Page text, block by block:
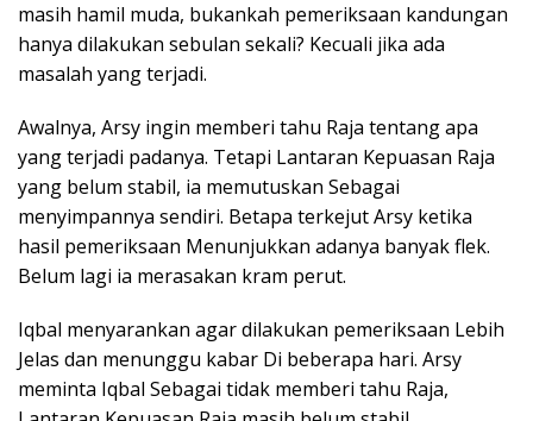
masih hamil muda, bukankah pemeriksaan kandungan
hanya dilakukan sebulan sekali? Kecuali jika ada
masalah yang terjadi.
Awalnya, Arsy ingin memberi tahu Raja tentang apa
yang terjadi padanya. Tetapi Lantaran Kepuasan Raja
yang belum stabil, ia memutuskan Sebagai
menyimpannya sendiri. Betapa terkejut Arsy ketika
hasil pemeriksaan Menunjukkan adanya banyak flek.
Belum lagi ia merasakan kram perut.
Iqbal menyarankan agar dilakukan pemeriksaan Lebih
Jelas dan menunggu kabar Di beberapa hari. Arsy
meminta Iqbal Sebagai tidak memberi tahu Raja,